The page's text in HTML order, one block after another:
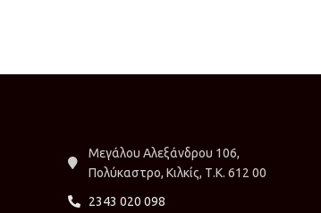
Μεγάλου Αλεξάνδρου 106,
Πολύκαστρο, Κιλκίς, Τ.Κ. 612 00
2343 020 098